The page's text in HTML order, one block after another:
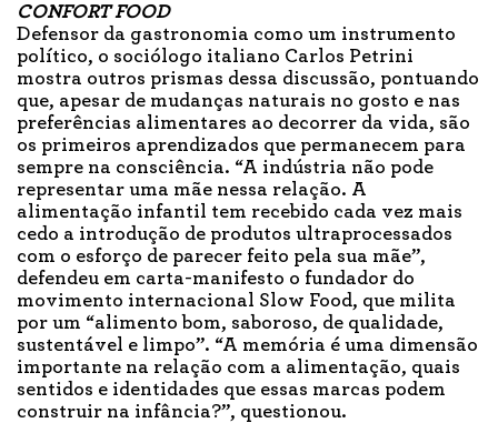
CONFORT FOOD
Defensor da gastronomia como um instrumento
político, o sociólogo italiano Carlos Petrini
mostra outros prismas dessa discussão, pontuando
que, apesar de mudanças naturais no gosto e nas
preferências alimentares ao decorrer da vida, são
os primeiros aprendizados que permanecem para
sempre na consciência. “A indústria não pode
representar uma mãe nessa relação. A
alimentação infantil tem recebido cada vez mais
cedo a introdução de produtos ultraprocessados
com o esforço de parecer feito pela sua mãe”,
defendeu em carta-manifesto o fundador do
movimento internacional Slow Food, que milita
por um “alimento bom, saboroso, de qualidade,
sustentável e limpo”. “A memória é uma dimensão
importante na relação com a alimentação, quais
sentidos e identidades que essas marcas podem
construir na infância?”, questionou.